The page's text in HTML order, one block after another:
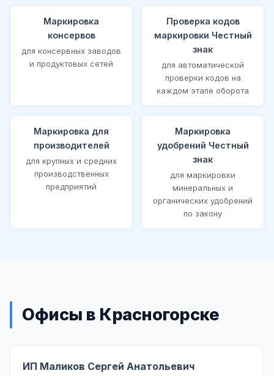
Маркировка
консервов
для консервных заводов
и продуктовых сетей
Проверка кодов
маркировки Честный
знак
для автоматической
проверки кодов на
каждом этапе оборота
Маркировка для
производителей
для крупных и средних
производственных
предприятий
Маркировка
удобрений Честный
знак
для маркировки
минеральных и
органических удобрений
по закону
Офисы в Красногорске
ИП Маликов Сергей Анатольевич